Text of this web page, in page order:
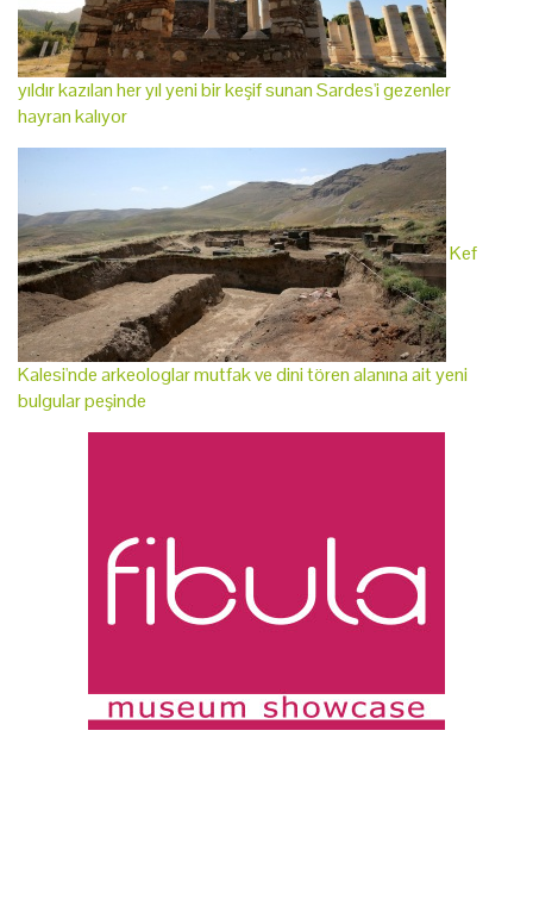
yıldır kazılan her yıl yeni bir keşif sunan Sardes'i gezenler
hayran kalıyor
Kef
Kalesi'nde arkeologlar mutfak ve dini tören alanına ait yeni
bulgular peşinde